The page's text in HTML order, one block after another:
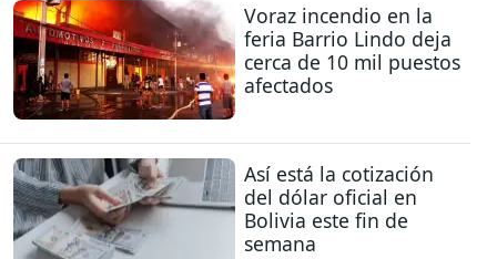
Voraz incendio en la
feria Barrio Lindo deja
cerca de 10 mil puestos
afectados
Así está la cotización
del dólar oficial en
Bolivia este fin de
semana